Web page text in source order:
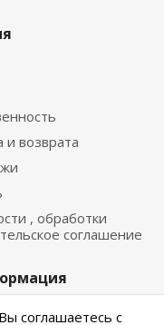
д.11
и возврата
, обработки
соглашение
соглашаетесь с